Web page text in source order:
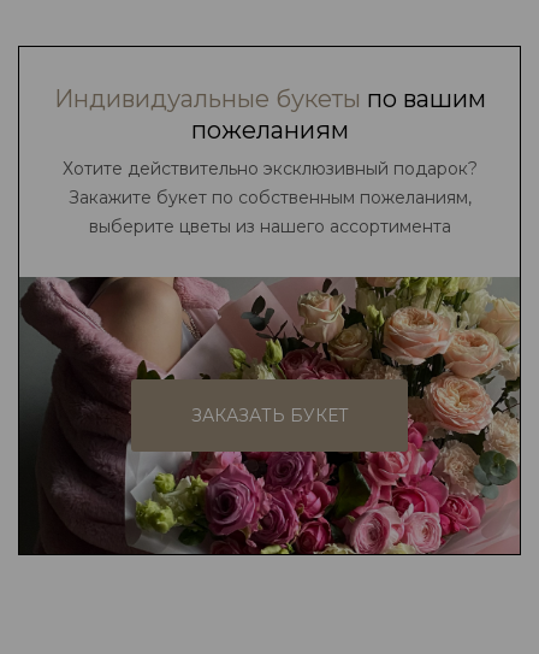
Индивидуальные букеты по вашим
пожеланиям
Хотите действительно эксклюзивный подарок?
Закажите букет по собственным пожеланиям,
выберите цветы из нашего ассортимента
ЗАКАЗАТЬ БУКЕТ